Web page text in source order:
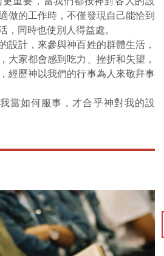
做的工作時，不僅發現自己能恰到
同時也使別人得益處。
設計，來參與神百姓的群體生活，
大家都會感到吃力、挫折和失望，
經歷神以我們的行事為人來敬拜事
當如何服事，才合乎神對我的設